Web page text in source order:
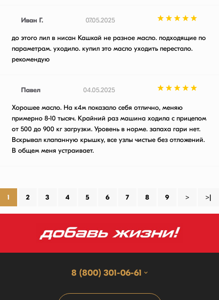
Иван Г. 07.05.2025
до этого лил в нисан Кашкай не разное масло. подходящие по
параметрам. уходило. купил это масло уходить перестало.
рекомендую
Павел 04.05.2025
Хорошее масло. На к4м показало себя отлично, меняю
примерно 8-10 тысяч. Крайний раз машина ходила с прицепом
от 500 до 900 кг загрузки. Уровень в норме. запаха гари нет.
Вскрывал клапанную крышку, все узлы чистые без отложений.
В общем меня устраивает.
1 2 3 4 5 6 7 8 9 > >|
8 (800) 301-06-61